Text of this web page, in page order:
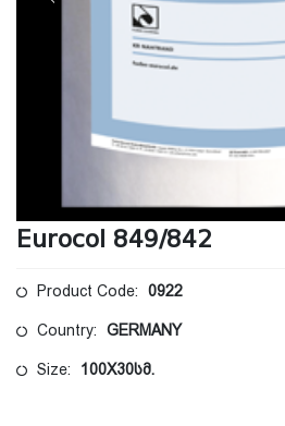
Eurocol 849/842
Product Code: 0922
Country: GERMANY
Size: 100X30სმ.